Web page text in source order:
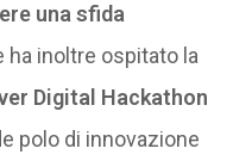
una sfida
ha inoltre ospitato la
Digital Hackathon
polo di innovazione